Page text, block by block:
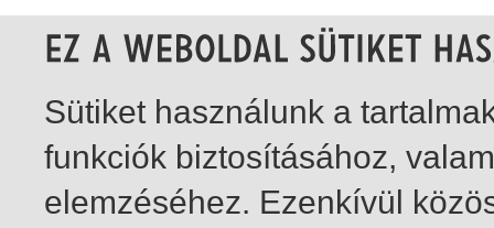
Sütiket használunk a
funkciók biztosításához,
elemzéséhez. Ezenkívül